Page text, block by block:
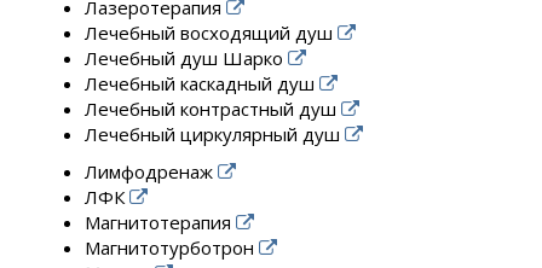
Лазеротерапия
Лечебный восходящий душ
Лечебный душ Шарко
Лечебный каскадный душ
Лечебный контрастный душ
Лечебный циркулярный душ
Лимфодренаж
ЛФК
Магнитотерапия
Магнитотурботрон